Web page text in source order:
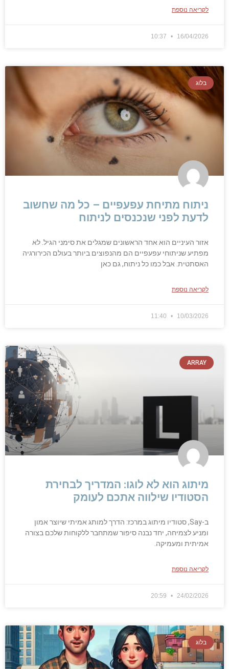
לקריאה נוספת
16/04/2026
בלוג
ניתוח מתיחת עפעפיים – כל מה שחשוב
לדעת לפני שנכנסים לניתוח
אזור העיניים הוא אחד הראשונים שמגלים את סימני הגיל. לא
מפתיע שניתוחי עפעפיים הם מהנפוצים ביותר בעולם הכירורגיה
האסתטית. אבל כמו כל ניתוח, גם כאן
לקריאה נוספת
10/03/2026
ARRAY
מיתוג הוא לא לוגו: המדריך לבחירת
הסטודיו שילווה אתכם לעומק
ב-Say, סטודיו מיתוג במרכז: הדרך למותג אמיתי שיוצר אמון
ומניע לצמיחה, יחד נבנה סיפור שמתחבר ללקוחות שלכם בצורה
אמיתית ומעמיקה.
לקריאה נוספת
24/02/2026
בלוג